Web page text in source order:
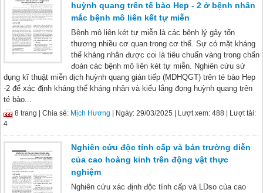
huỳnh quang trên tế bào Hep - 2 ở bệnh nhân
mắc bệnh mô liên kết tự miễn
Bệnh mô liên két tự miễn là các bệnh lý gây tổn
thương nhiều cơ quan trong cơ thể. Sự có mặt kháng
thể kháng nhân được coi là tiêu chuẩn vàng trong chẩn
đoán các bệnh mô liên két tự miễn. Nghiên cứu sử
dụng kĩ thuật miễn dịch huỳnh quang gián tiếp (MDHQGT) trên té bào Hep
-2 để xác định kháng thể kháng nhân và kiểu lắng đọng huỳnh quang trên
té bào...
8 trang | Chia sẻ: Mịch Hương | Ngày: 29/03/2025 | Lượt xem: 488 | Lượt tải:
4
Nghiên cứu độc tính cấp và bán trường diễn
của cao hoàng kinh trên động vật thực
nghiệm
Nghiên cứu xác định độc tính cấp và LDso cùa cao